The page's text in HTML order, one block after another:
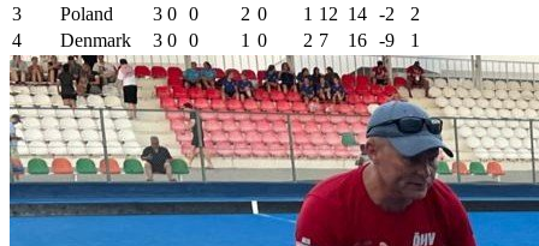
3
Poland 3 0 0 2 0 1 12 14 -2
2
4
Denmark 3 0 0 1 0 2 7 16 -9 1